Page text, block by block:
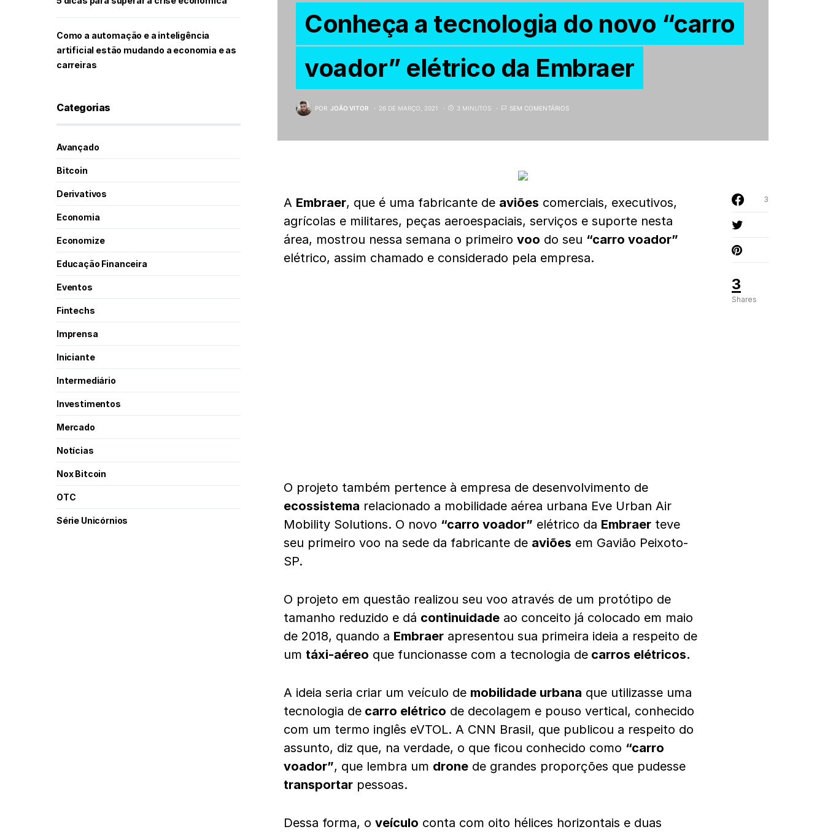
Conheça a tecnologia do novo “carro
voador” elétrico da Embraer
POR JOÃO VITOR 26 DE MARÇO, 2021 3 MINUTOS SEM COMENTÁRIOS
3
Shares
3
A Embraer, que é uma fabricante de aviões comerciais, executivos,
agrícolas e militares, peças aeroespaciais, serviços e suporte nesta
área, mostrou nessa semana o primeiro voo do seu “carro voador”
elétrico, assim chamado e considerado pela empresa.
O projeto também pertence à empresa de desenvolvimento de
ecossistema relacionado a mobilidade aérea urbana Eve Urban Air
Mobility Solutions. O novo “carro voador” elétrico da Embraer teve
seu primeiro voo na sede da fabricante de aviões em Gavião Peixoto-
SP.
O projeto em questão realizou seu voo através de um protótipo de
tamanho reduzido e dá continuidade ao conceito já colocado em maio
de 2018, quando a Embraer apresentou sua primeira ideia a respeito de
um táxi-aéreo que funcionasse com a tecnologia de carros elétricos.
A ideia seria criar um veículo de mobilidade urbana que utilizasse uma
tecnologia de carro elétrico de decolagem e pouso vertical, conhecido
com um termo inglês eVTOL. A CNN Brasil, que publicou a respeito do
assunto, diz que, na verdade, o que ficou conhecido como “carro
voador”, que lembra um drone de grandes proporções que pudesse
transportar pessoas.
Dessa forma, o veículo conta com oito hélices horizontais e duas
Como a automação e a inteligência
artificial estão mudando a economia e as
carreiras
Categorias
Avançado
Bitcoin
Derivativos
Economia
Economize
Educação Financeira
Eventos
Fintechs
Imprensa
Iniciante
Intermediário
Investimentos
Mercado
Notícias
Nox Bitcoin
OTC
Série Unicórnios